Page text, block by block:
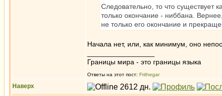
Следовательно, то что существует
только окончание - ниббана.
не только его окончание и
Начала нет, или, как минимум, оно
Границы мира - это границы языка
Ответы на этот пост: Frithegar
Наверх